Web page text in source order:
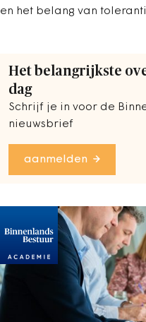
en het belang van
Het belangrijkste
dag
Schrijf je in voor de
nieuwsbrief
aanmelden